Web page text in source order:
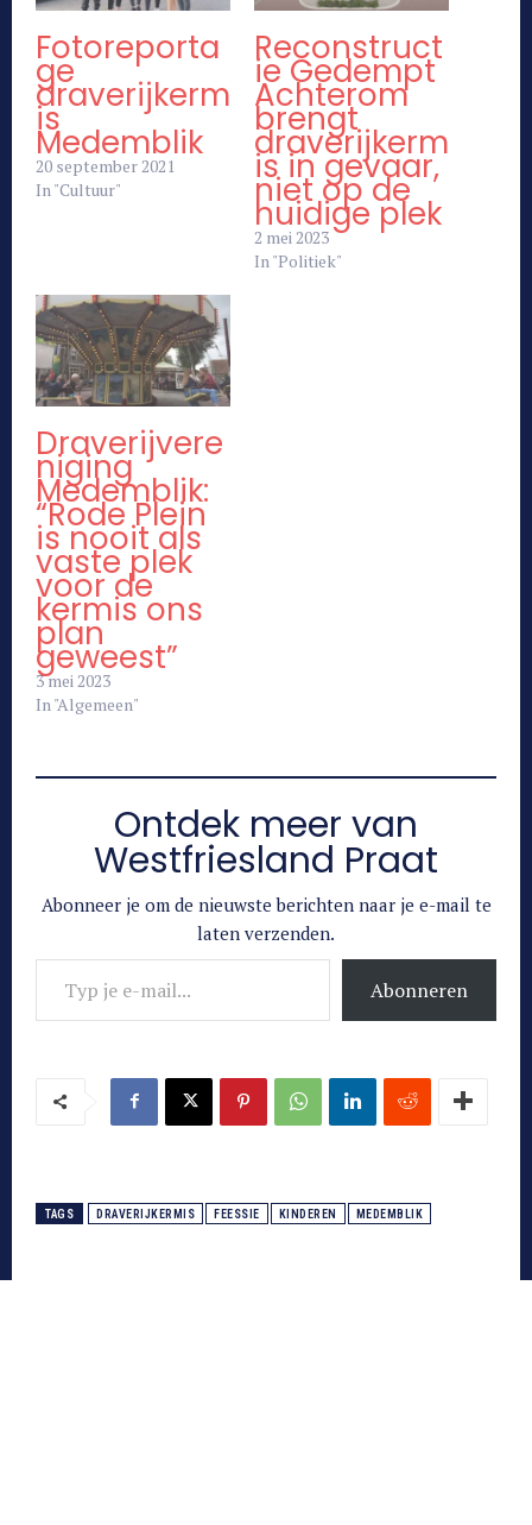
Fotoreporta
ge
draverijkerm
is
Medemblik
20 september 2021
In "Cultuur"
Reconstruct
ie Gedempt
Achterom
brengt
draverijkerm
is in gevaar,
niet op de
huidige plek
2 mei 2023
In "Politiek"
Draverijvere
niging
Medemblik:
“Rode Plein
is nooit als
vaste plek
voor de
kermis ons
plan
geweest”
3 mei 2023
In "Algemeen"
Ontdek meer van
Westfriesland Praat
Abonneer je om de nieuwste berichten naar je e-mail te
laten verzenden.
Typ je e-mail...
Abonneren
TAGS DRAVERIJKERMIS FEESSIE KINDEREN MEDEMBLIK